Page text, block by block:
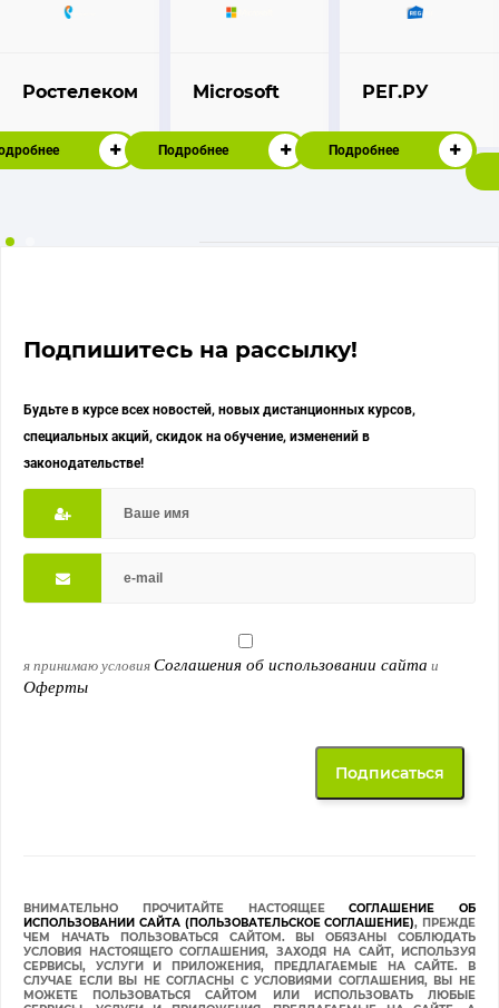
Ростелеком Microsoft
Подробнее
РЕГ.РУ
Подробнее
Подпишитесь на рассылку!
Будьте в курсе всех новостей, новых дистанционных курсов,
специальных акций, скидок на обучение, изменений в
законодательстве!
я принимаю условияСоглашения об использовании сайта и
Оферты
ВНИМАТЕЛЬНО ПРОЧИТАЙТЕ НАСТОЯЩЕЕСОГЛАШЕНИЕ ОБ
ИСПОЛЬЗОВАНИИ САЙТА (ПОЛЬЗОВАТЕЛЬСКОЕ СОГЛАШЕНИЕ), ПРЕЖДЕ
ЧЕМ НАЧАТЬ ПОЛЬЗОВАТЬСЯ САЙТОМ. ВЫ ОБЯЗАНЫ СОБЛЮДАТЬ
УСЛОВИЯ НАСТОЯЩЕГО СОГЛАШЕНИЯ, ЗАХОДЯ НА САЙТ, ИСПОЛЬЗУЯ
СЕРВИСЫ, УСЛУГИ И ПРИЛОЖЕНИЯ, ПРЕДЛАГАЕМЫЕ НА САЙТЕ. В
СЛУЧАЕ ЕСЛИ ВЫ НЕ СОГЛАСНЫ С УСЛОВИЯМИ СОГЛАШЕНИЯ, ВЫ НЕ
МОЖЕТЕ ПОЛЬЗОВАТЬСЯ САЙТОМ ИЛИ ИСПОЛЬЗОВАТЬ ЛЮБЫЕ